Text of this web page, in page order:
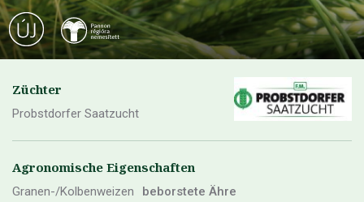
Züchter
Probstdorfer Saatzucht
Agronomische Eigenschaften
Granen-/Kolbenweizen
beborstete Ähre